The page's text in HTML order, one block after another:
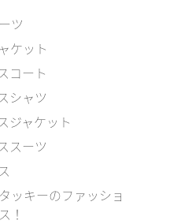
ツ
ケット
コート
シャツ
ジャケット
スーツ
ッキーのファッショ
！